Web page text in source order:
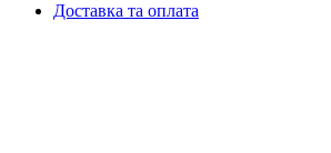
Доставка та оплата